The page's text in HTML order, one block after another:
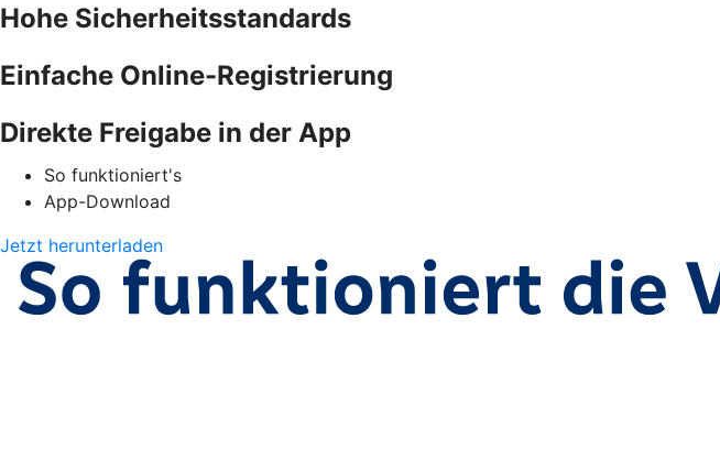
Hohe Sicherheitsstandards
Einfache Online-Registrierung
Direkte Freigabe in der App
So funktioniert's
App-Download
Jetzt herunterladen